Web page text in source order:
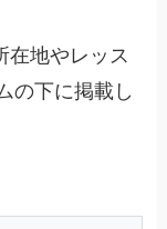
在地やレッス
の下に掲載し